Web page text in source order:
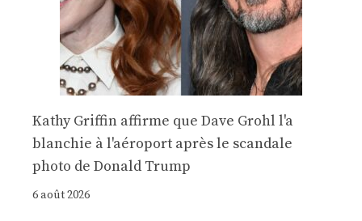
Kathy Griffin affirme que Dave Grohl l'a
blanchie à l'aéroport après le scandale
photo de Donald Trump
6 août 2026